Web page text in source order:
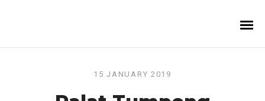
15 JANUARY 2019